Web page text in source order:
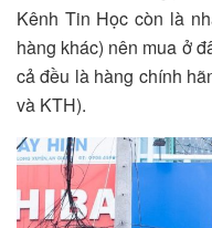
Kênh Tin Học còn là
hàng khác) nên mua ở
cả đều là hàng chính
và KTH).